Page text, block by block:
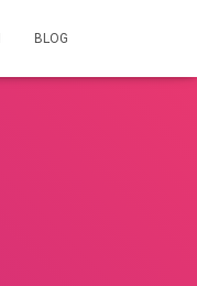
BLOG